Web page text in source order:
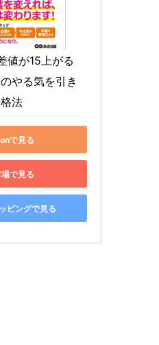
値が15上がる
やる気を引き
法
で見る
で見る
ピングで見る